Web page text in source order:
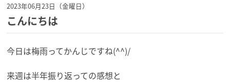
2023年06月23日（金曜日）
こんにちは
今日は梅雨ってかんじですね(^^)/
来週は半年振り返っての感想と